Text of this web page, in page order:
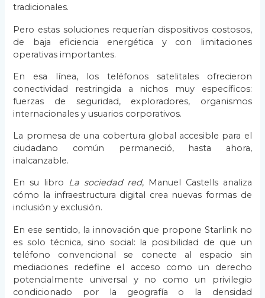
tradicionales.
Pero estas soluciones requerían dispositivos costosos,
de baja eficiencia energética y con limitaciones
operativas importantes.
En esa línea, los teléfonos satelitales ofrecieron
conectividad restringida a nichos muy específicos:
fuerzas de seguridad, exploradores, organismos
internacionales y usuarios corporativos.
La promesa de una cobertura global accesible para el
ciudadano común permaneció, hasta ahora,
inalcanzable.
En su libro La sociedad red, Manuel Castells analiza
cómo la infraestructura digital crea nuevas formas de
inclusión y exclusión.
En ese sentido, la innovación que propone Starlink no
es solo técnica, sino social: la posibilidad de que un
teléfono convencional se conecte al espacio sin
mediaciones redefine el acceso como un derecho
potencialmente universal y no como un privilegio
condicionado por la geografía o la densidad